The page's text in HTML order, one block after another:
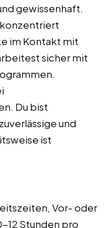
gewissenhaft.
im Kontakt mit
sicher mit
Du bist
und
ist
Vor- oder
12 Stunden pro